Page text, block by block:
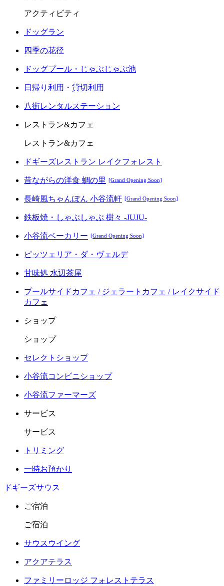
アクティビティ
ドッグラン
四季の花径
ドッグプール・じゃぶじゃぶ池
日帰り利用・貸切利用
八街レンタルステーション
レストラン&カフェ
レストラン&カフェ
ドギーズレストラン レイクフォレスト
昔ながらの洋食 蜩の里 [Grand Opening Soon]
長崎風ちゃんぽん 小谷流軒 [Grand Opening Soon]
鉄板焼・しゃぶしゃぶ 樹々 -JUJU-
小谷流ベーカリー [Grand Opening Soon]
ピッツェリア・ダ・ヴェルデ
甘味処 水辺茶屋
プールサイドカフェ / ジェラートカフェ / レイクサイド
カフェ
ショップ
ショップ
セレクトショップ
小谷流コンビニショップ
小谷流ファーマーズ
サービス
サービス
トリミング
一時お預かり
ドギーズサウス
ご宿泊
ご宿泊
サウスウイング
アクアテラス
ファミリーロッジ フォレストテラス